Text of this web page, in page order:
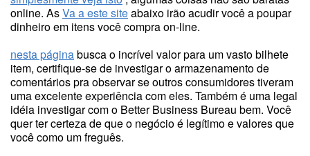
online. AsVa a este siteabaixo irão acudir você a poupar
dinheiro em itens você compra on-line.
nesta páginabusca o incrível valor para um vasto bilhete
item, certifique-se de investigar o armazenamento de
comentários pra observar se outros consumidores tiveram
uma excelente experiência com eles. Também é uma legal
idéia investigar com o Better Business Bureau bem. Você
quer ter certeza de que o negócio é legítimo e valores que
você como um freguês.